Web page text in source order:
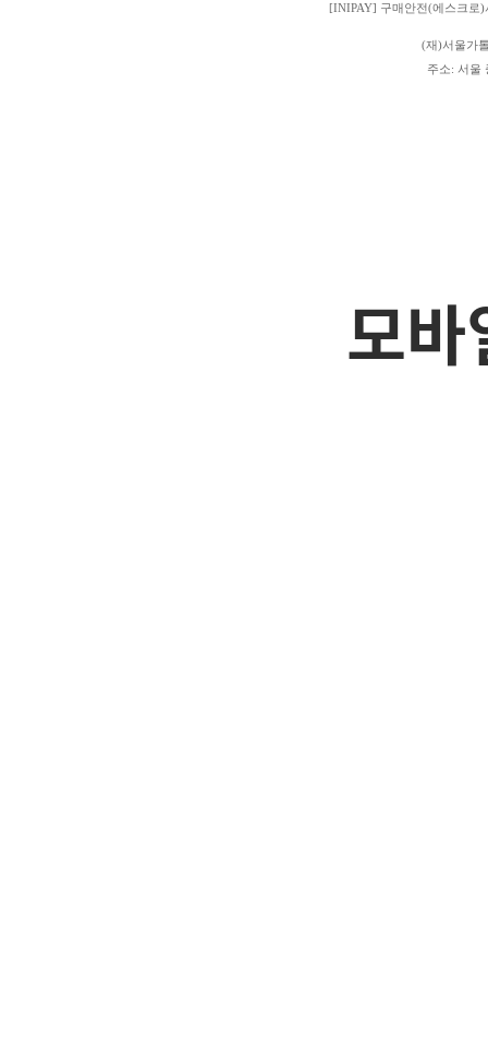
[INIPAY] 구매안전(에스크로
(재)서울가
주소: 서울
모